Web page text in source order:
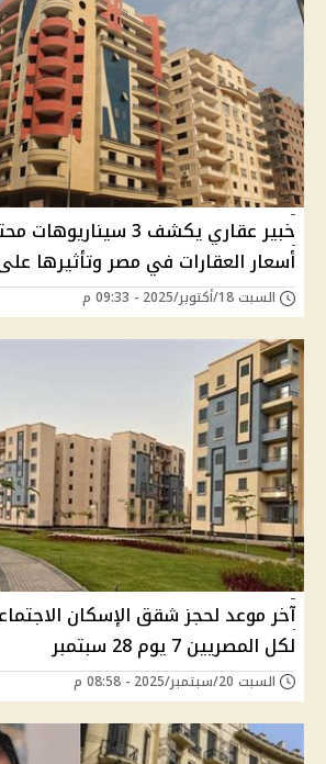
خبير عقاري يكشف 3
أسعار العقارات في مصر وتأثيرها
السبت 18/أكتوبر/2025 - 09:33 م
لكل المصريين 7 يوم 28 سبتمبر
السبت 20/سبتمبر/2025 - 08:58 م